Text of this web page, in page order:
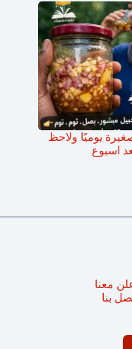
يوميًا ولاحظ
اسبوع
معنا
بنا